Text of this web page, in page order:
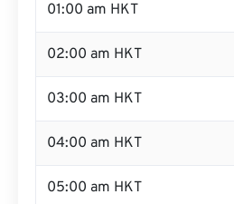
01:00 am HKT
02:00 am HKT
03:00 am HKT
04:00 am HKT
05:00 am HKT